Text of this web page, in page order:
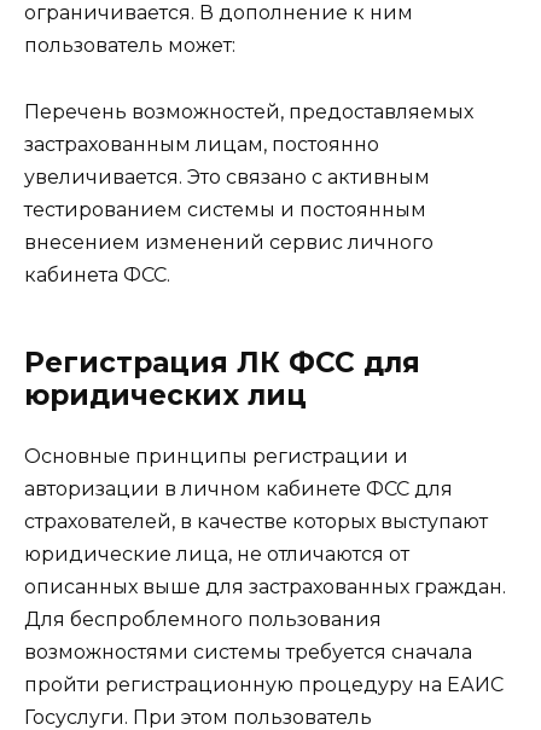
ограничивается. В дополнение к ним
пользователь может:
Перечень возможностей, предоставляемых
застрахованным лицам, постоянно
увеличивается. Это связано с активным
тестированием системы и постоянным
внесением изменений сервис личного
кабинета ФСС.
Регистрация ЛК ФСС для
юридических лиц
Основные принципы регистрации и
авторизации в личном кабинете ФСС для
страхователей, в качестве которых выступают
юридические лица, не отличаются от
описанных выше для застрахованных граждан.
Для беспроблемного пользования
возможностями системы требуется сначала
пройти регистрационную процедуру на ЕАИС
Госуслуги. При этом пользователь